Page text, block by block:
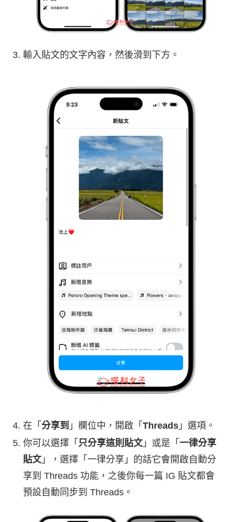
輸入貼文的文字內容，然後滑到下方。
在「 分享到 」欄位中，開啟「 Threads 」選項。
你可以選擇「 只分享這則貼文 」或是「 一律分享
貼文 」，選擇「一律分享」的話它會開啟自動分
享到 Threads 功能，之後你每一篇 IG 貼文都會
預設自動同步到 Threads。